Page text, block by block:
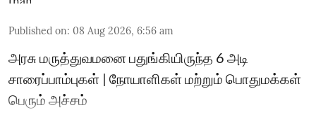
Published on: 08 Aug 2026, 6:56 am
அரசு மருத்துவமனை பதுங்கியிருந்த 6 அடி
சாரைப்பாம்புகள் | நோயாளிகள் மற்றும் பொதுமக்கள்
பெரும் அச்சம்